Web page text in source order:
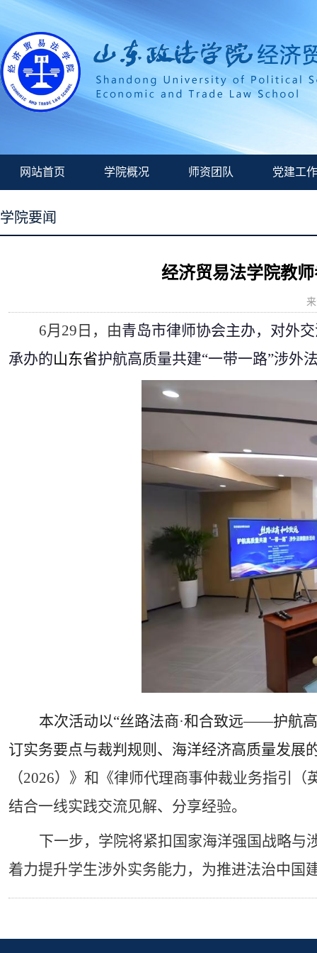
网站首页 学院概况 师资团队 党建工作
学院要闻
经济贸易法学院教
6月 29 日，由青岛市律师协会主办，对外
承办的山东省护航高质量共建“一带一路”涉外
本次活动以“丝路法商·和合致远——护航
订实务要点与裁判规则、海洋经济高质量发展
（2026）》和《律师代理商事仲裁业务指引
结合一线实践交流见解、分享经验。
下一步，学院将紧扣国家海洋强国战略与
着力提升学生涉外实务能力，为推进法治中国